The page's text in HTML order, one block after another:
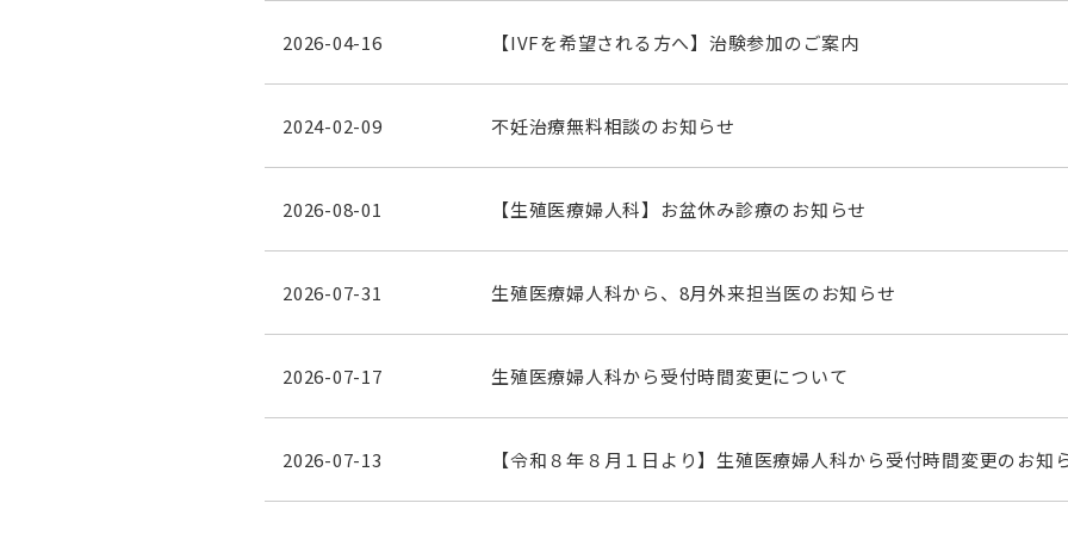
2026-04-16 【IVFを希望される方へ】治験参加のご案内
2024-02-09 不妊治療無料相談のお知らせ
2026-08-01 【生殖医療婦人科】お盆休み診療のお知らせ
2026-07-31 生殖医療婦人科から、8月外来担当医のお知らせ
2026-07-17 生殖医療婦人科から受付時間変更について
2026-07-13 【令和８年８月１日より】生殖医療婦人科から受付時間変更のお知